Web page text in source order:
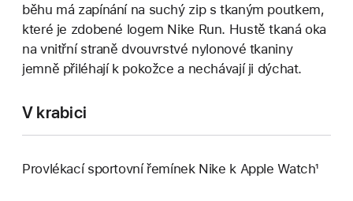
běhu má zapínání na suchý zip s tkaným poutkem,
které je zdobené logem Nike Run. Hustě tkaná oka
na vnitřní straně dvouvrstvé nylonové tkaniny
jemně přiléhají k pokožce a nechávají ji dýchat.
V krabici
Provlékací sportovní řemínek Nike k Apple Watch¹